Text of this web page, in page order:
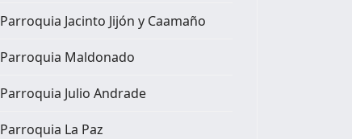
Parroquia Jacinto Jijón y Caamaño
Parroquia Maldonado
Parroquia Julio Andrade
Parroquia La Paz